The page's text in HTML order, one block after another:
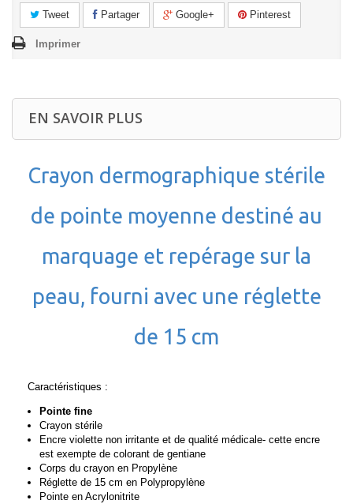
Tweet Partager Google+ Pinterest
Imprimer
EN SAVOIR PLUS
Crayon dermographique stérile
de pointe moyenne destiné au
marquage et repérage sur la
peau, fourni avec une réglette
de 15 cm
Caractéristiques :
Pointe fine
Crayon stérile
Encre violette non irritante et de qualité médicale- cette encre
est exempte de colorant de gentiane
Corps du crayon en Propylène
Réglette de 15 cm en Polypropylène
Pointe en Acrylonitrite